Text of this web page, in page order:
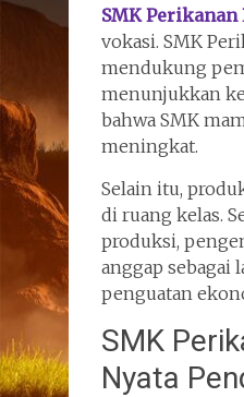
SMK Perikanan
vokasi. SMK
mendukung
menunjukkan
bahwa SMK
meningkat.
Selain itu,
di ruang kelas.
produksi,
anggap sebagai
penguatan
SMK
Nyata